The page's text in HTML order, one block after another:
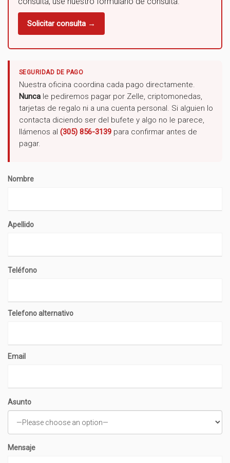
Solicitar consulta →
SEGURIDAD DE PAGO
Nuestra oficina coordina cada pago directamente.
Nunca le pediremos pagar por Zelle, criptomonedas,
tarjetas de regalo ni a una cuenta personal. Si alguien lo
contacta diciendo ser del bufete y algo no le parece,
llámenos al (305) 856-3139 para confirmar antes de
pagar.
Nombre
Apellido
Teléfono
Telefono alternativo
Email
Asunto
Mensaje